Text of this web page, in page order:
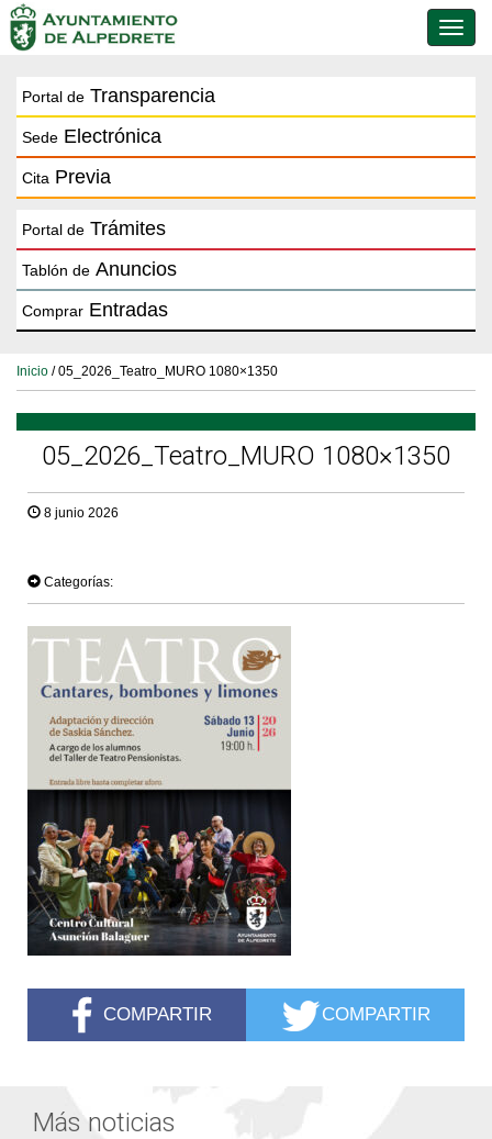
de
Portal de Transparencia
Sede Electrónica
Cita Previa
Portal de Trámites
Tablón de Anuncios
Comprar Entradas
Inicio / 05_2026_Teatro_MURO 1080×1350
05_2026_Teatro_MURO 1080×1350
8 junio 2026
Categorías:
COMPARTIR COMPARTIR
Más noticias